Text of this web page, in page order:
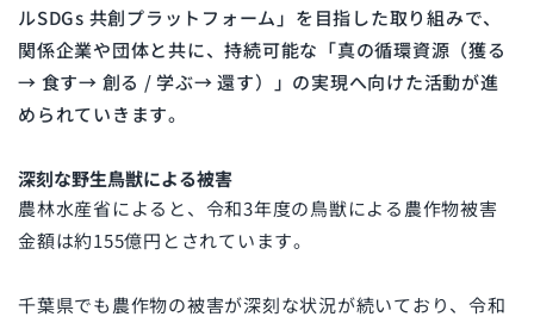
ルSDGs 共創プラットフォーム」を目指した取り組みで、
関係企業や団体と共に、持続可能な「真の循環資源（獲る
→ 食す→ 創る / 学ぶ→ 還す）」の実現へ向けた活動が進
められていきます。
深刻な野生鳥獣による被害
農林水産省によると、令和3年度の鳥獣による農作物被害
金額は約155億円とされています。
千葉県でも農作物の被害が深刻な状況が続いており、令和